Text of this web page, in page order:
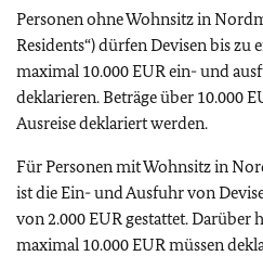
Personen ohne Wohnsitz in
Residents“) dürfen Devisenbis zu
maximal 10.000 EUR ein- und
deklarieren. Beträge über 10.000
Ausreise deklariert werden.
Für Personen mit Wohnsitz in
ist die Ein- und Ausfuhr von
von 2.000 EUR gestattet. Darüber
maximal 10.000 EUR müssen